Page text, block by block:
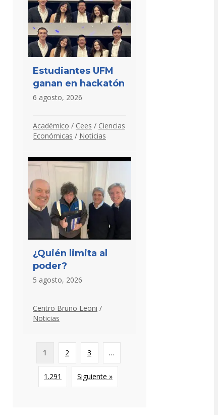
Estudiantes UFM
ganan en hackatón
6 agosto, 2026
Académico / Cees / Ciencias
Económicas / Noticias
¿Quién limita al
poder?
5 agosto, 2026
Centro Bruno Leoni /
Noticias
1 2 3 …
1.291 Siguiente »